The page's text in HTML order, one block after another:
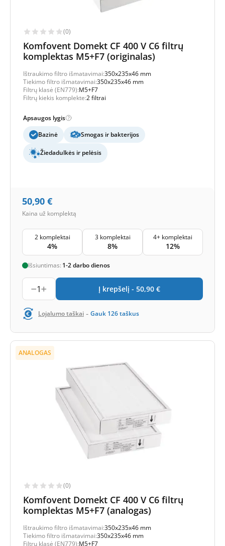
(0)
Komfovent Domekt CF 400 V C6 filtrų
komplektas M5+F7 (originalas)
Ištraukimo filtro išmatavimai:350x235x46 mm
Tiekimo filtro išmatavimai:350x235x46 mm
Filtrų klasė (EN779):M5+F7
Filtrų kiekis komplekte:2 filtrai
Apsaugos lygis
Bazinė
Smogas ir bakterijos
Žiedadulkės ir pelėsis
50,90 €
Kaina už komplektą
2 komplektai
4%
3 komplektai
8%
4+ komplektai
12%
Išsiuntimas: 1-2 darbo dienos
1 Į krepšelį - 50,90 €
Lojalumo taškai - Gauk 126taškus
ANALOGAS
(0)
Komfovent Domekt CF 400 V C6 filtrų
komplektas M5+F7 (analogas)
Ištraukimo filtro išmatavimai:350x235x46 mm
Tiekimo filtro išmatavimai:350x235x46 mm
Filtrų klasė (EN779):M5+F7